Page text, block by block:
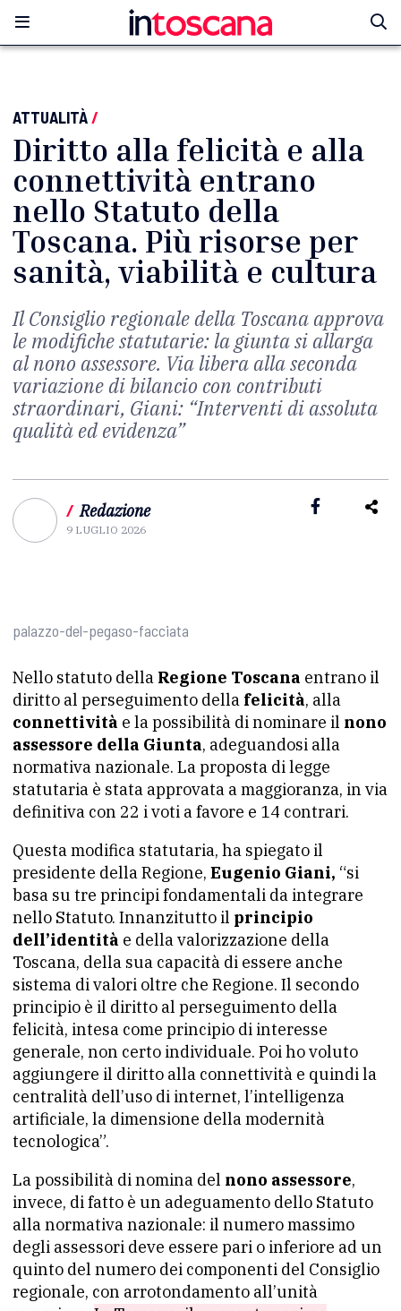
ATTUALITÀ/
Diritto alla felicità e alla
connettività entrano
nello Statuto della
Toscana. Più risorse per
sanità, viabilità e cultura
Il Consiglio regionale della Toscana approva
le modifiche statutarie: la giunta si allarga
al nono assessore. Via libera alla seconda
variazione di bilancio con contributi
straordinari, Giani: “Interventi di assoluta
qualità ed evidenza”
/ Redazione
9 LUGLIO 2026
palazzo-del-pegaso-facciata
Nello statuto della Regione Toscana entrano il
diritto al perseguimento della felicità, alla
connettività e la possibilità di nominare il nono
assessore della Giunta, adeguandosi alla
normativa nazionale. La proposta di legge
statutaria è stata approvata a maggioranza, in via
definitiva con 22 i voti a favore e 14 contrari.
Questa modifica statutaria, ha spiegato il
presidente della Regione, Eugenio Giani, “si
basa su tre principi fondamentali da integrare
nello Statuto. Innanzitutto il principio
dell’identità e della valorizzazione della
Toscana, della sua capacità di essere anche
sistema di valori oltre che Regione. Il secondo
principio è il diritto al perseguimento della
felicità, intesa come principio di interesse
generale, non certo individuale. Poi ho voluto
aggiungere il diritto alla connettività e quindi la
centralità dell’uso di internet, l’intelligenza
artificiale, la dimensione della modernità
tecnologica”.
La possibilità di nomina del nono assessore,
invece, di fatto è un adeguamento dello Statuto
alla normativa nazionale: il numero massimo
degli assessori deve essere pari o inferiore ad un
quinto del numero dei componenti del Consiglio
regionale, con arrotondamento all’unità